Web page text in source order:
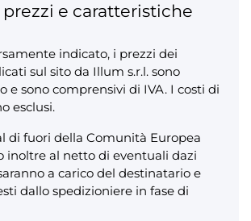
prezzi e caratteristiche
indicato, i prezzi dei
sul sito da Illum s.r.l. sono
e sono comprensivi di IVA. I costi di
esclusi.
di fuori della Comunità Europea
inoltre al netto di eventuali dazi
a carico del destinatario e
dallo spedizioniere in fase di